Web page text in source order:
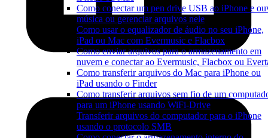
Como conectar um pen drive USB ao iPhone e
música ou gerenciar arquivos nele
Como usar o equalizador de áudio no seu iPhone,
iPad ou Mac com Evermusic e Flacbox
Como enviar arquivos para o armazenamento em
nuvem e conectar ao Evermusic, Flacbox ou
Como transferir arquivos do Mac para iPhone ou
iPad usando o Finder
Como transferir arquivos sem fio de um
para um iPhone usando WiFi-Drive
Transferir arquivos do computador para o iPhone
usando o protocolo SMB